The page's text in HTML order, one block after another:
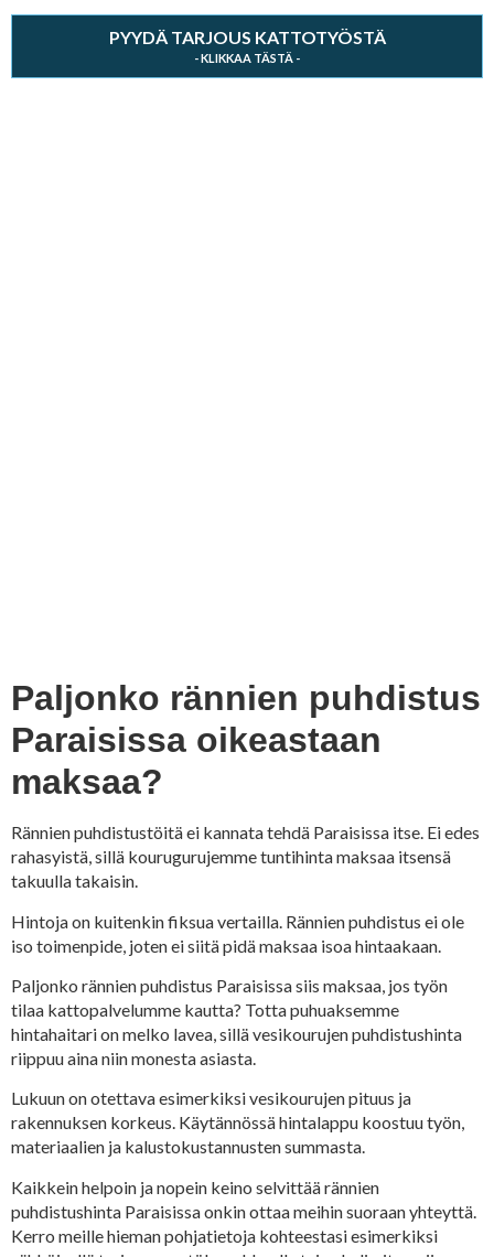
PYYDÄ TARJOUS KATTOTYÖSTÄ
Paljonko rännien puhdistus
Paraisissa oikeastaan
maksaa?
Rännien puhdistustöitä ei kannata tehdä Paraisissa itse. Ei edes
rahasyistä, sillä kourugurujemme tuntihinta maksaa itsensä
takuulla takaisin.
Hintoja on kuitenkin fiksua vertailla. Rännien puhdistus ei ole
iso toimenpide, joten ei siitä pidä maksaa isoa hintaakaan.
Paljonko rännien puhdistus Paraisissa siis maksaa, jos työn
tilaa kattopalvelumme kautta? Totta puhuaksemme
hintahaitari on melko lavea, sillä vesikourujen puhdistushinta
riippuu aina niin monesta asiasta.
Lukuun on otettava esimerkiksi vesikourujen pituus ja
rakennuksen korkeus. Käytännössä hintalappu koostuu työn,
materiaalien ja kalustokustannusten summasta.
Kaikkein helpoin ja nopein keino selvittää rännien
puhdistushinta Paraisissa onkin ottaa meihin suoraan yhteyttä.
Kerro meille hieman pohjatietoja kohteestasi esimerkiksi